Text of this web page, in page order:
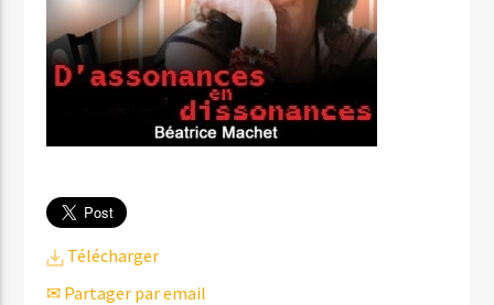
Télécharger
✉ Partager par email